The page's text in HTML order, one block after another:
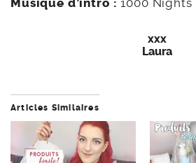
Musique d’intro : 1000 Nights
xxx
Laura
Articles Similaires